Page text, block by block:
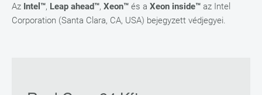
Az Intel™, Leap ahead™, Xeon™ és a Xeon inside™ az Intel
Corporation (Santa Clara, CA, USA) bejegyzett védjegyei.